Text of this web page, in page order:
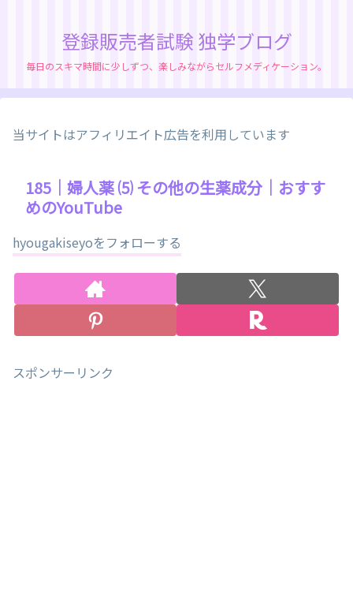
登録販売者試験 独学ブログ
毎日のスキマ時間に少しずつ、楽しみながらセルフメディケーション。
当サイトはアフィリエイト広告を利用しています
185｜婦人薬 ⑸ その他の生薬成分｜おすす
めのYouTube
hyougakiseyoをフォローする
スポンサーリンク